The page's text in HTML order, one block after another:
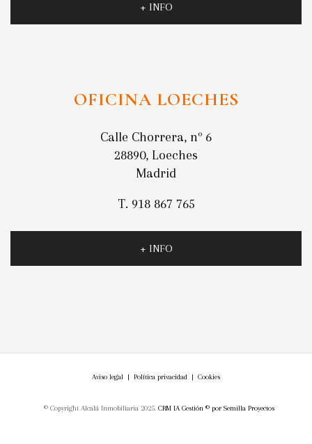
+ INFO
OFICINA LOECHES
Calle Chorrera, nº 6
28890, Loeches
Madrid
T. 918 867 765
+ INFO
© Copyright Alcalá Inmobiliaria 2025. CRM IA Gestión ©por Semilla Proyectos
Aviso legal | Política privacidad | Cookies